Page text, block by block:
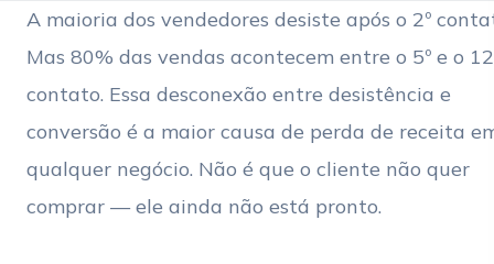
A maioria dos vendedores desiste após o 2º
Mas 80% das vendas acontecem entre o 5º e o
contato. Essa desconexão entre desistência e
conversão é a maior causa de perda de receita
qualquer negócio. Não é que o cliente não quer
comprar — ele ainda não está pronto.